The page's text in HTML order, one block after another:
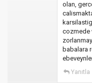
olan,
cozmede
babalara
Yanıtla